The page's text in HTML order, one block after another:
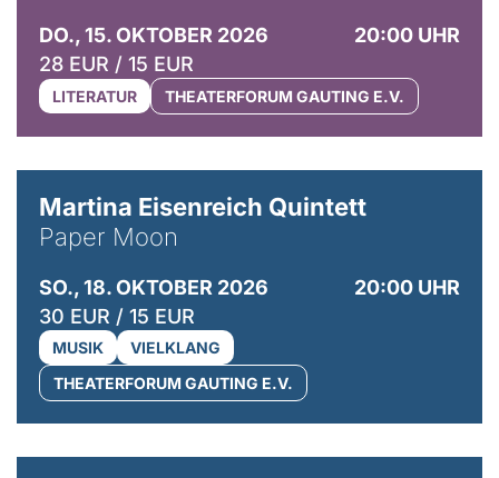
DO., 15. OKTOBER 2026
20:00 UHR
28 EUR / 15 EUR
LITERATUR THEATERFORUM GAUTING E.V.
Martina Eisenreich Quintett
Paper Moon
SO., 18. OKTOBER 2026
20:00 UHR
30 EUR / 15 EUR
MUSIK
VIELKLANG
THEATERFORUM GAUTING E.V.